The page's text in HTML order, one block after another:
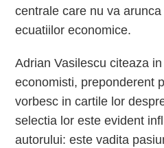
centrale care nu va
ecuatiilor economice.
Adrian Vasilescu citeaza
economisti, preponderent
vorbesc in cartile lor
selectia lor este evident
autorului: este vadita